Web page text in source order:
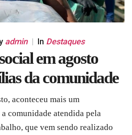
admin | In Destaques
em agosto
da comunidade
aconteceu mais um
comunidade atendida pela
que vem sendo realizado